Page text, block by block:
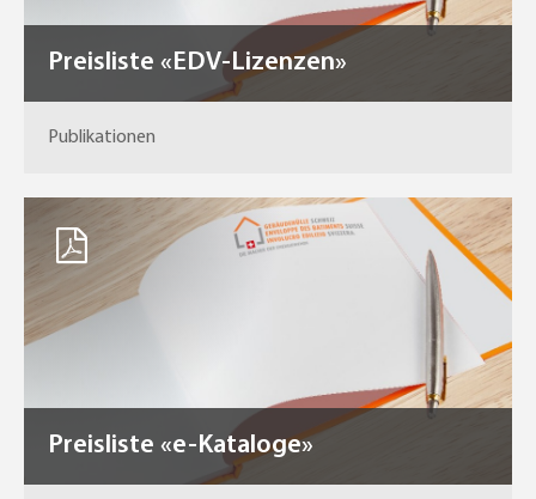
Preisliste «EDV-Lizenzen»
Publikationen
Preisliste «e-Kataloge»